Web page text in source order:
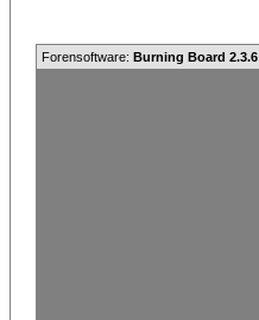
Forensoftware: Burning Board 2.3.6